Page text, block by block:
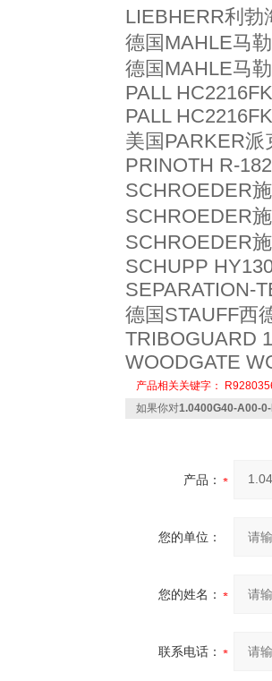
LIEBHERR利勃
德国MAHLE马
德国MAHLE马
PALL
PALL
美国PARKER派
PRINOTH R-
SCHROEDER
SCHROEDER
SCHROEDER
SCHUPP
SEPARATION-
德国STAUFF西
TRIBOGUARD
WOODGATE
产品相关关键字：
如果你对1.0400G40-A00-
产品：
您的单位：
您的姓名：
联系电话：